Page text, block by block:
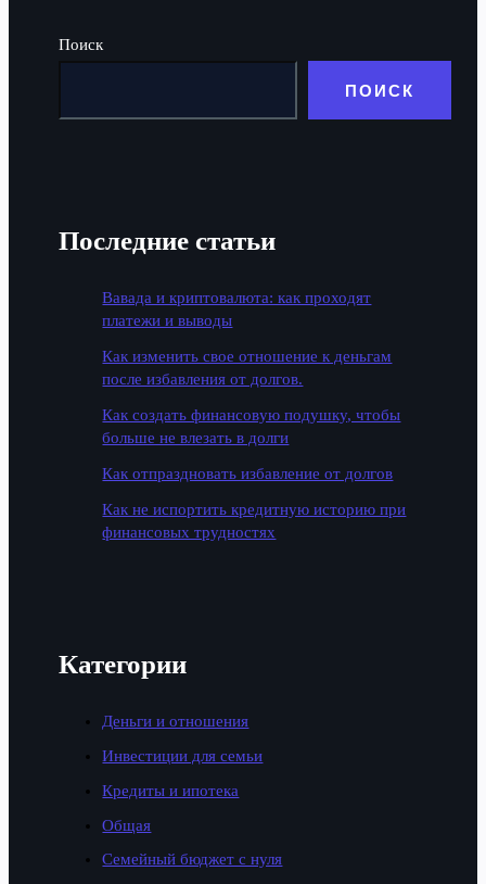
Поиск
ПОИСК
Последние статьи
Вавада и криптовалюта: как проходят
платежи и выводы
Как изменить свое отношение к деньгам
после избавления от долгов.
Как создать финансовую подушку, чтобы
больше не влезать в долги
Как отпраздновать избавление от долгов
Как не испортить кредитную историю при
финансовых трудностях
Категории
Деньги и отношения
Инвестиции для семьи
Кредиты и ипотека
Общая
Семейный бюджет с нуля